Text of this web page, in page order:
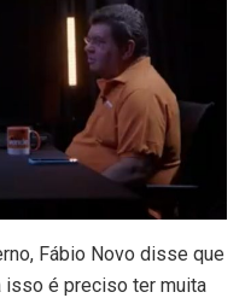
Fábio Novo disse que
é preciso ter muita